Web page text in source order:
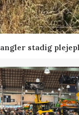
stadig